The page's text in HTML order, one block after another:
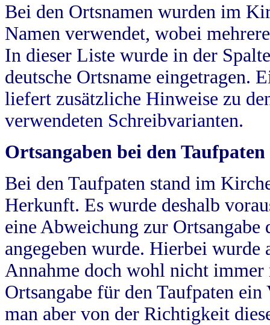
Bei den Ortsnamen wurden im
Namen verwendet, wobei
In dieser Liste wurde in der
deutsche Ortsname eingetragen.
liefert zusätzliche Hinweise zu
verwendeten Schreibvarianten.
Ortsangaben bei den Taufpaten
Bei den Taufpaten stand im
Herkunft. Es wurde deshalb
eine Abweichung zur
angegeben wurde. Hierbei wurde
Annahme doch wohl nicht
Ortsangabe für den Taufpaten
man aber von der Richtigkeit